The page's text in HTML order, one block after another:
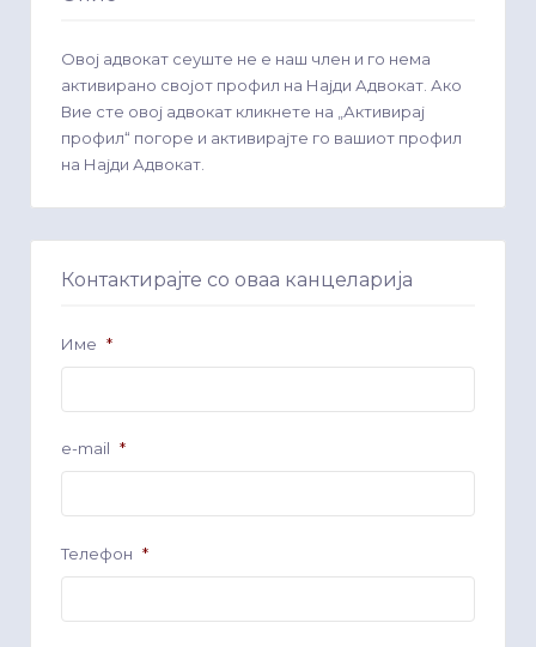
Овој адвокат сеуште не е наш член и го нема
активирано својот профил на Најди Адвокат. Ако
Вие сте овој адвокат кликнете на „Активирај
профил“ погоре и активирајте го вашиот профил
на Најди Адвокат.
Контактирајте со оваа канцеларија
Име *
e-mail *
Телефон *